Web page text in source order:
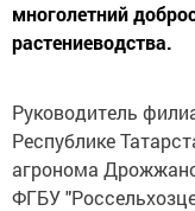
многолетний
растениеводства.
Руководитель
Республике
агронома
ФГБУ